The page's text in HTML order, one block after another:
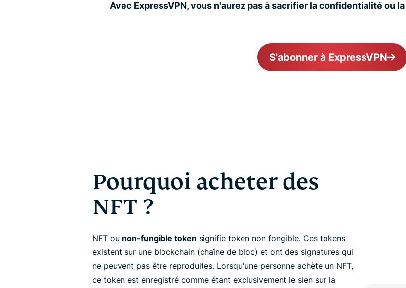
Avec ExpressVPN, vous n'aurez pas à sacrifier la confidentialité ou
S'abonner à ExpressVPN
Pourquoi acheter des
NFT ?
NFT ou non-fungible token signifie token non fongible. Ces tokens
existent sur une blockchain (chaîne de bloc) et ont des signatures qui
ne peuvent pas être reproduites. Lorsqu'une personne achète un NFT,
ce token est enregistré comme étant exclusivement le sien sur la